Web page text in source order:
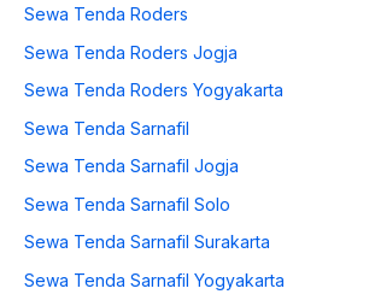
Sewa Tenda Roders
Sewa Tenda Roders Jogja
Sewa Tenda Roders Yogyakarta
Sewa Tenda Sarnafil
Sewa Tenda Sarnafil Jogja
Sewa Tenda Sarnafil Solo
Sewa Tenda Sarnafil Surakarta
Sewa Tenda Sarnafil Yogyakarta